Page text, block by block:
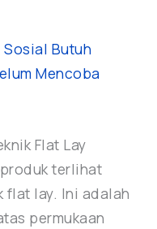
Butuh
Mencoba
Flat Lay
terlihat
flat lay. Ini adalah
permukaan